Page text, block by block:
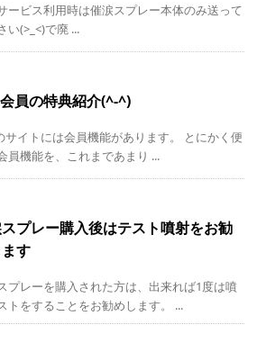
ービス利用時は催涙スプレー本体のみ送って
い(>_<)で廃 ...
員の特典紹介(^-^)
サイトには会員機能があります。 とにかく便
員機能を、これまであまり ...
プレー購入後はテスト噴射をお勧
す
プレーを購入された方は、出来れば1度は噴
トをすることをお勧めします。 ...